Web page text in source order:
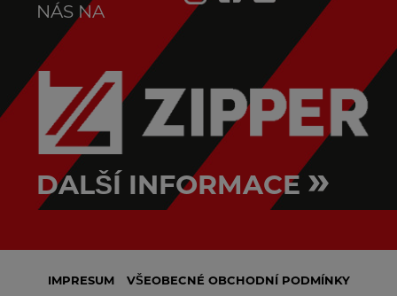
NÁS NA
DALŠÍ INFORMACE »
IMPRESUM VŠEOBECNÉ OBCHODNÍ PODMÍNKY